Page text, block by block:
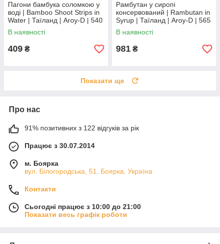
Пагони бамбука соломкою у
воді | Bamboo Shoot Strips in
Water | Таїланд | Aroy-D | 540
г | Готові для азійських страв
XC
В наявності
409 ₴
Рамбутан у сиропі
консервований | Rambutan in
Syrup | Таїланд | Aroy-D | 565
г | Екзотичний тропічний
десерт XC
В наявності
981 ₴
Показати ще
Про нас
91% позитивних з 122 відгуків за рік
Працює з 30.07.2014
м. Боярка
вул. Білогородська, 51, Боярка, Україна
Контакти
Сьогодні працює з 10:00 до 21:00
Показати весь графік роботи